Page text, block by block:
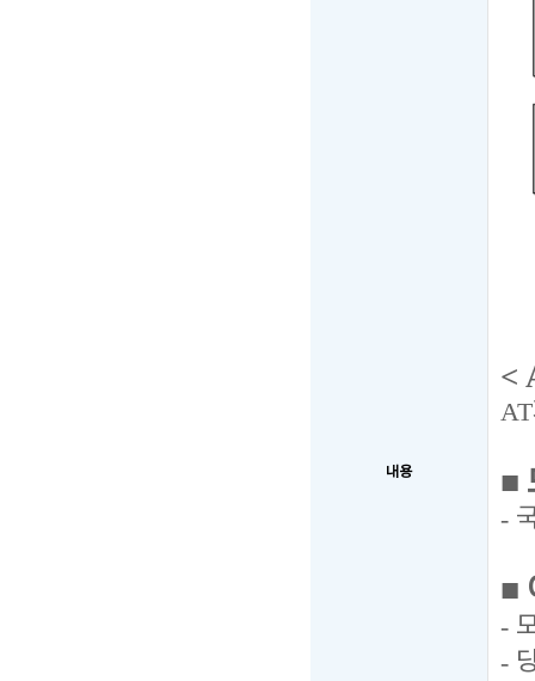
내용
<
AT
■
-
■
-
-